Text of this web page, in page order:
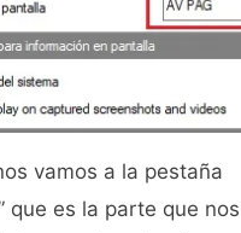
vamos a la pestaña
que es la parte que nos